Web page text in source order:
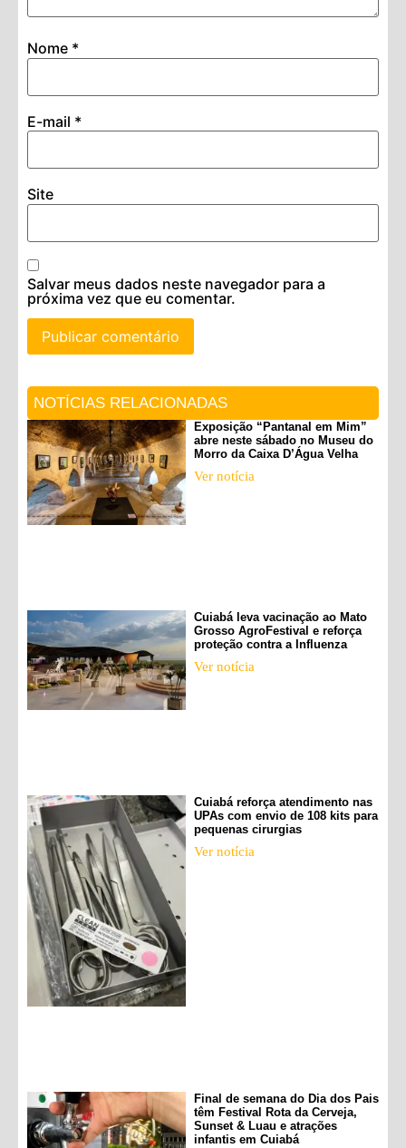
Nome *
E-mail *
Site
Salvar meus dados neste navegador para a
próxima vez que eu comentar.
NOTÍCIAS RELACIONADAS
Exposição “Pantanal em Mim”
abre neste sábado no Museu do
Morro da Caixa D’Água Velha
Ver notícia
Cuiabá leva vacinação ao Mato
Grosso AgroFestival e reforça
proteção contra a Influenza
Ver notícia
Cuiabá reforça atendimento nas
UPAs com envio de 108 kits para
pequenas cirurgias
Ver notícia
Final de semana do Dia dos Pais
têm Festival Rota da Cerveja,
Sunset & Luau e atrações
infantis em Cuiabá